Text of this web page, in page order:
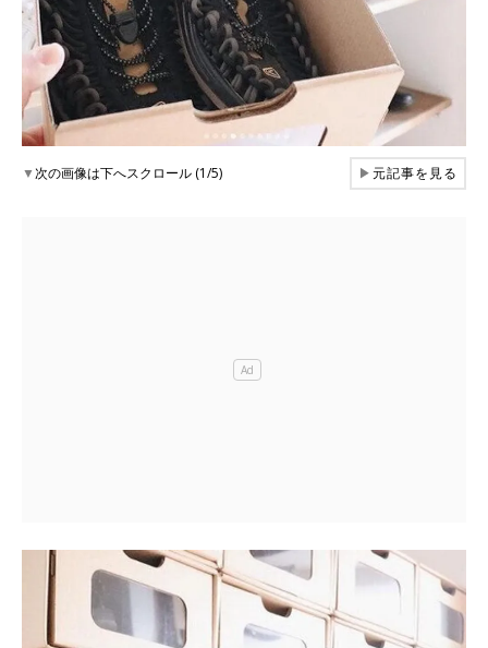
▼次の画像は下へスクロール (1/5) ▶元記事を見る